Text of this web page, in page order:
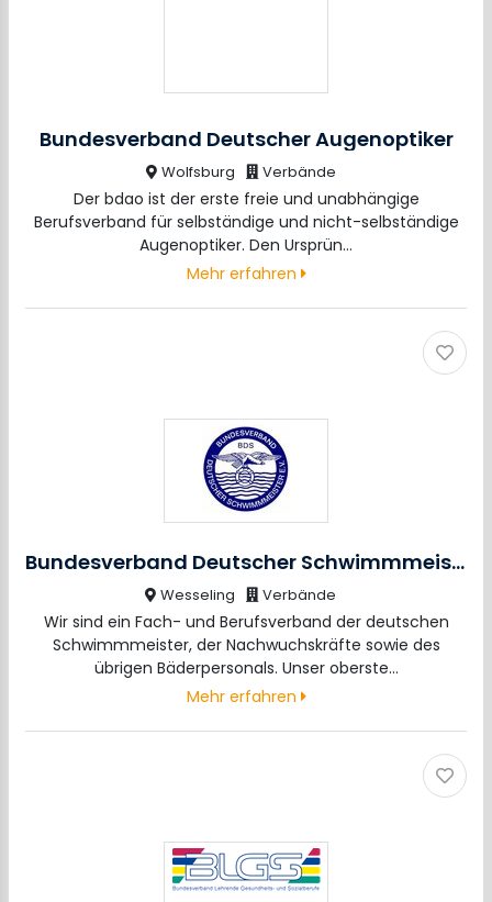
Bundesverband Deutscher Augenoptiker
Wolfsburg Verbände
Der bdao ist der erste freie und unabhängige
Berufsverband für selbständige und nicht-selbständige
Augenoptiker. Den Ursprün…
Mehr erfahren
Bundesverband Deutscher Schwimmmeister e.V.
Wesseling Verbände
Wir sind ein Fach- und Berufsverband der deutschen
Schwimmmeister, der Nachwuchskräfte sowie des
übrigen Bäderpersonals. Unser oberste…
Mehr erfahren